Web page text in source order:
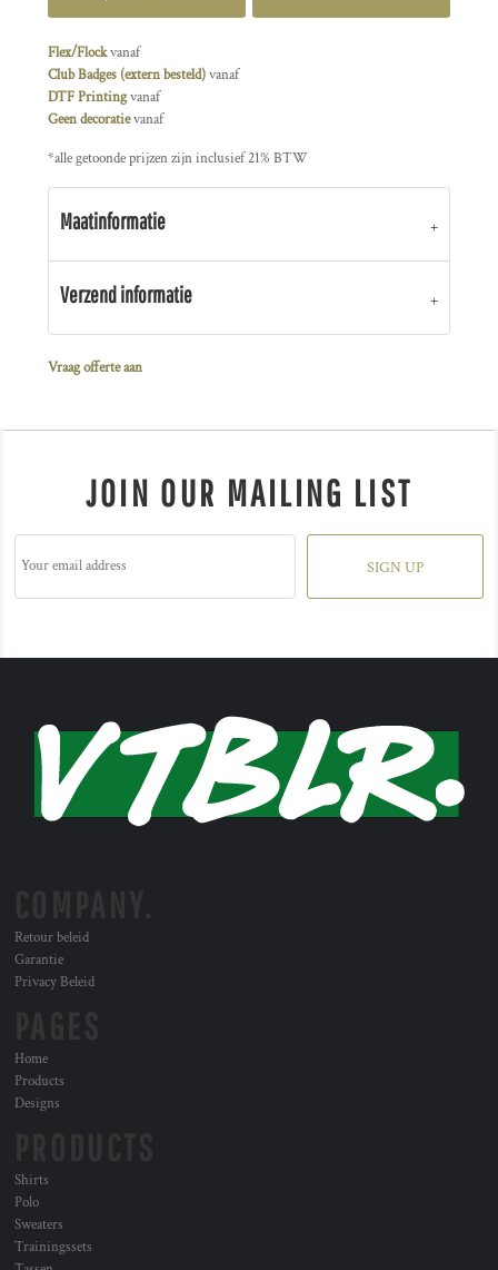
Flex/Flockvanaf
Club Badges (extern besteld)vanaf
DTF Printingvanaf
Geen decoratievanaf
*alle getoonde prijzen zijn inclusief 21% BTW
Maatinformatie
Verzend informatie
Vraag offerte aan
JOIN OUR MAILING LIST
SIGN UP
Retour beleid
Garantie
Privacy Beleid
Home
Products
Designs
Shirts
Polo
Sweaters
Trainingssets